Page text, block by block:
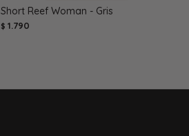
Short Reef Woman - Gris
$ 1.790